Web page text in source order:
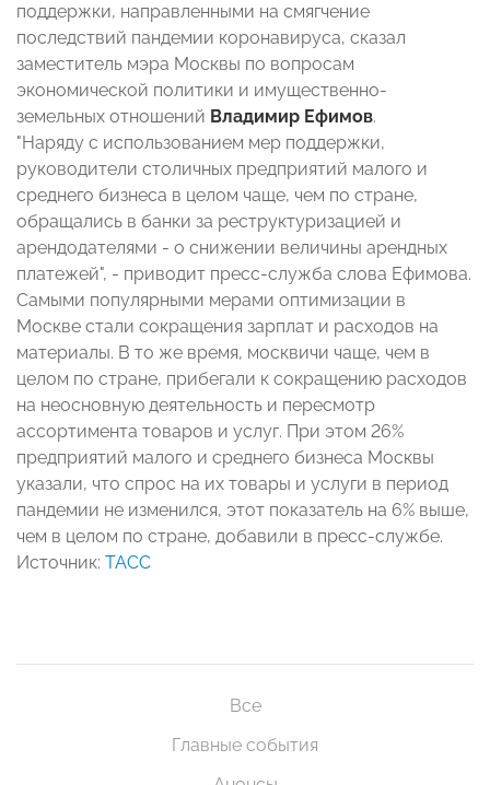
поддержки, направленными на смягчение
последствий пандемии коронавируса, сказал
заместитель мэра Москвы по вопросам
экономической политики и имущественно-
земельных отношений Владимир Ефимов.
"Наряду с использованием мер поддержки,
руководители столичных предприятий малого и
среднего бизнеса в целом чаще, чем по стране,
обращались в банки за реструктуризацией и
арендодателями - о снижении величины арендных
платежей", - приводит пресс-служба слова Ефимова.
Самыми популярными мерами оптимизации в
Москве стали сокращения зарплат и расходов на
материалы. В то же время, москвичи чаще, чем в
целом по стране, прибегали к сокращению расходов
на неосновную деятельность и пересмотр
ассортимента товаров и услуг. При этом 26%
предприятий малого и среднего бизнеса Москвы
указали, что спрос на их товары и услуги в период
пандемии не изменился, этот показатель на 6% выше,
чем в целом по стране, добавили в пресс-службе.
Источник: ТАСС
Все
Главные события